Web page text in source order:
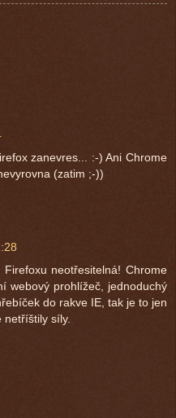
zanevres... :-) Ani Chrome
(zatim ;-))
neotřesitelná! Chrome
webový prohlížeč, jednoduchý
do rakve IE, tak je to jen
síly.